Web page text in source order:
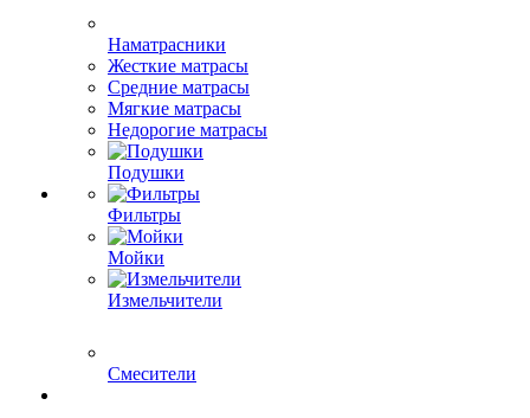
Наматрасники
Жесткие матрасы
Средние матрасы
Мягкие матрасы
Недорогие матрасы
Подушки
Фильтры
Мойки
Измельчители
Смесители